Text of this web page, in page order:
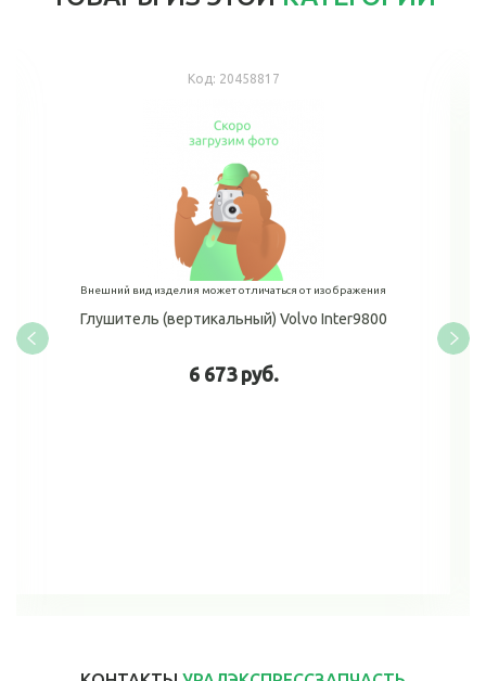
Код: 20458817
Внешний вид изделия может отличаться от изображения
Глушитель (вертикальный) Volvo Inter9800
6 673 руб.